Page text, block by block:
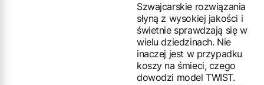
Szwajcarskie rozwiązania
słyną z wysokiej jakości i
świetnie sprawdzają się w
wielu dziedzinach. Nie
inaczej jest w przypadku
koszy na śmieci, czego
dowodzi model TWIST.